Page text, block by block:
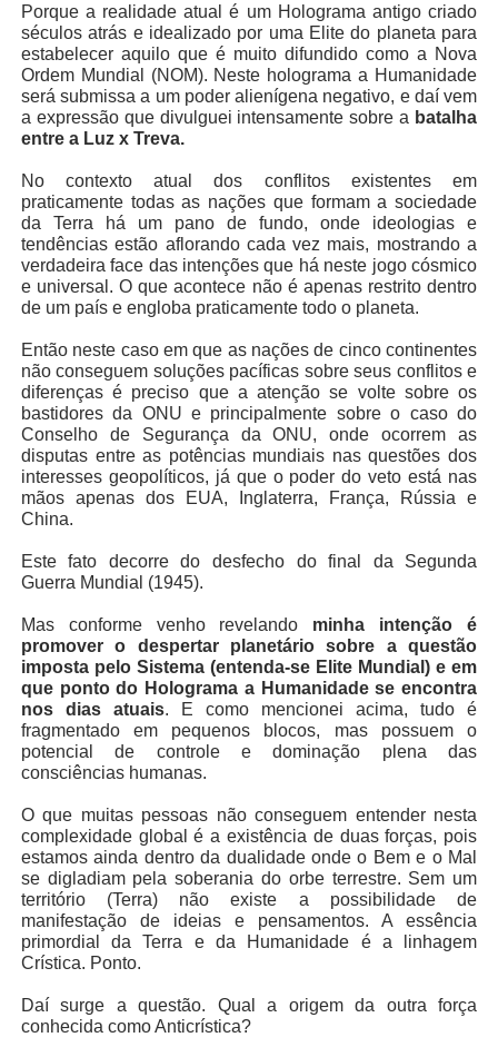
Porque a realidade atual é um Holograma antigo criado
séculos atrás e idealizado por uma Elite do planeta para
estabelecer aquilo que é muito difundido como a Nova
Ordem Mundial (NOM). Neste holograma a Humanidade
será submissa a um poder alienígena negativo, e daí vem
a expressão que divulguei intensamente sobre a batalha
entre a Luz x Treva.
No contexto atual dos conflitos existentes em
praticamente todas as nações que formam a sociedade
da Terra há um pano de fundo, onde ideologias e
tendências estão aflorando cada vez mais, mostrando a
verdadeira face das intenções que há neste jogo cósmico
e universal. O que acontece não é apenas restrito dentro
de um país e engloba praticamente todo o planeta.
Então neste caso em que as nações de cinco continentes
não conseguem soluções pacíficas sobre seus conflitos e
diferenças é preciso que a atenção se volte sobre os
bastidores da ONU e principalmente sobre o caso do
Conselho de Segurança da ONU, onde ocorrem as
disputas entre as potências mundiais nas questões dos
interesses geopolíticos, já que o poder do veto está nas
mãos apenas dos EUA, Inglaterra, França, Rússia e
China.
Este fato decorre do desfecho do final da Segunda
Guerra Mundial (1945).
Mas conforme venho revelando minha intenção é
promover o despertar planetário sobre a questão
imposta pelo Sistema (entenda-se Elite Mundial) e em
que ponto do Holograma a Humanidade se encontra
nos dias atuais. E como mencionei acima, tudo é
fragmentado em pequenos blocos, mas possuem o
potencial de controle e dominação plena das
consciências humanas.
O que muitas pessoas não conseguem entender nesta
complexidade global é a existência de duas forças, pois
estamos ainda dentro da dualidade onde o Bem e o Mal
se digladiam pela soberania do orbe terrestre. Sem um
território (Terra) não existe a possibilidade de
manifestação de ideias e pensamentos. A essência
primordial da Terra e da Humanidade é a linhagem
Crística. Ponto.
Daí surge a questão. Qual a origem da outra força
conhecida como Anticrística?